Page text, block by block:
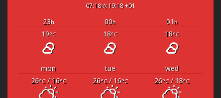
07:18 19:18 +01
23h 00h 01 h
19°C 18°C 18°C
mon tue
wed
26°C/ 16°C 26°C/ 16°C 26°C/ 18°C